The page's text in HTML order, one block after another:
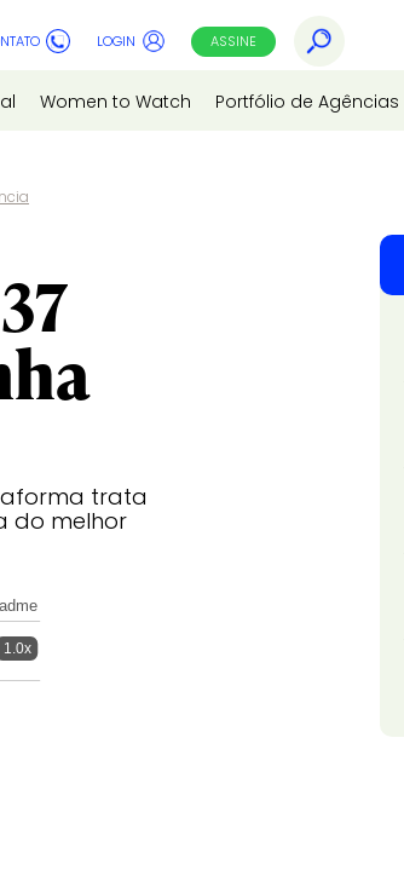
LOGIN ASSINE
Women to Watch Portfólio de Agências
trata
do melhor
1.0x